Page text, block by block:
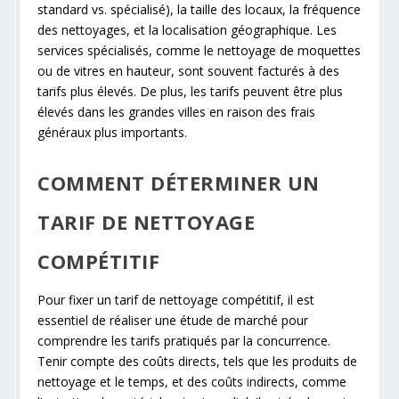
standard vs. spécialisé), la taille des locaux, la fréquence
des nettoyages, et la localisation géographique. Les
services spécialisés, comme le nettoyage de moquettes
ou de vitres en hauteur, sont souvent facturés à des
tarifs plus élevés. De plus, les tarifs peuvent être plus
élevés dans les grandes villes en raison des frais
généraux plus importants.
COMMENT DÉTERMINER UN
TARIF DE NETTOYAGE
COMPÉTITIF
Pour fixer un tarif de nettoyage compétitif, il est
essentiel de réaliser une étude de marché pour
comprendre les tarifs pratiqués par la concurrence.
Tenir compte des coûts directs, tels que les produits de
nettoyage et le temps, et des coûts indirects, comme